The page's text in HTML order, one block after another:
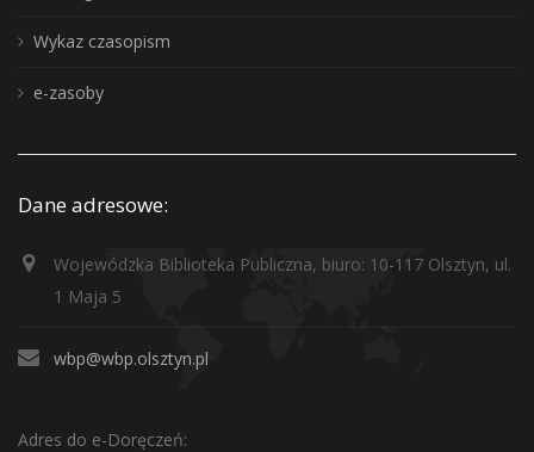
Wykaz czasopism
e-zasoby
Dane adresowe:
Wojewódzka Biblioteka Publiczna, biuro: 10-117 Olsztyn, ul.
1 Maja 5
wbp@wbp.olsztyn.pl
Adres do e-Doręczeń: